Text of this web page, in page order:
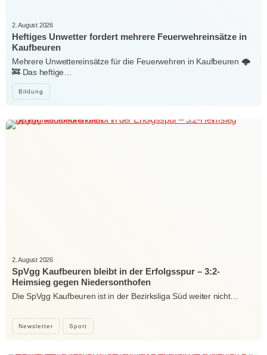
Bildung
2. August 2026
Heftiges Unwetter fordert mehrere Feuerwehreinsätze in
Kaufbeuren
Mehrere Unwettereinsätze für die Feuerwehren in Kaufbeuren 🌩️
🚒 Das heftige…
Newsletter Sport
2. August 2026
SpVgg Kaufbeuren bleibt in der Erfolgsspur – 3:2-
Heimsieg gegen Niedersonthofen
Die SpVgg Kaufbeuren ist in der Bezirksliga Süd weiter nicht…